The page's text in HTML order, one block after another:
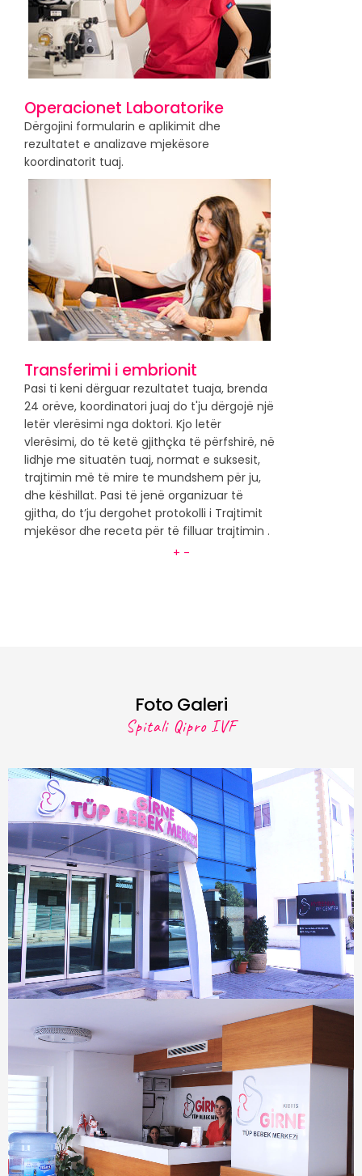
Operacionet Laboratorike
Dërgojini formularin e aplikimit dhe
rezultatet e analizave mjekësore
koordinatorit tuaj.
Transferimi i embrionit
Pasi ti keni dërguar rezultatet tuaja, brenda
24 orëve, koordinatori juaj do t'ju dërgojë një
letër vlerësimi nga doktori. Kjo letër
vlerësimi, do të ketë gjithçka të përfshirë, në
lidhje me situatën tuaj, normat e suksesit,
trajtimin më të mire te mundshem për ju,
dhe këshillat. Pasi të jenë organizuar të
gjitha, do t’ju dergohet protokolli i Trajtimit
mjekësor dhe receta për të filluar trajtimin .
+ -
Foto Galeri
Spitali Qipro IVF